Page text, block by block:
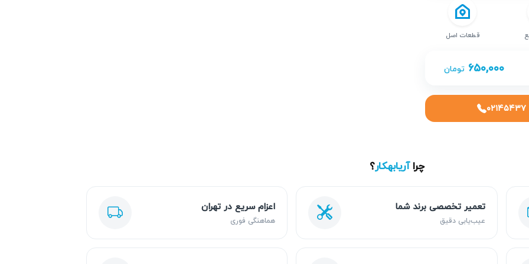
قطعات اصل
۶۵۰,۰۰۰ تومان
۰۲۱۴۵۴۳۷
چراآریابهکار؟
تعمیر تخصصی برند شما
عیب‌یابی دقیق
اعزام سریع در تهران
هماهنگی فوری